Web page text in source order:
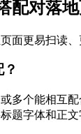
配对落
面更易扫读、
多个能相互
题字体和正